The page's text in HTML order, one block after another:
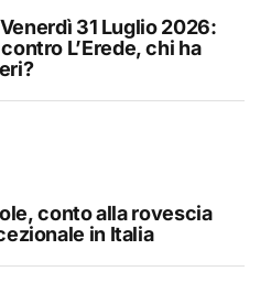
31 Luglio 2026:
L’Erede, chi ha
conto alla rovescia
in Italia